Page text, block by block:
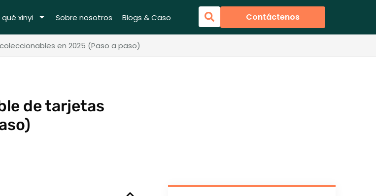
qué xinyi Sobre nosotros Blogs & Caso Contáctenos
en 2025 (Paso a paso)
de tarjetas